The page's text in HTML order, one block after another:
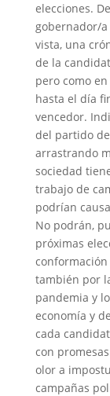
elecciones.
gobernador/a
vista, una
de la
pero como
hasta el día
vencedor.
del partido
arrastrando
sociedad
trabajo de
podrían
No podrán,
próximas
también por
pandemia y
economía y
cada
con
olor a
campañas